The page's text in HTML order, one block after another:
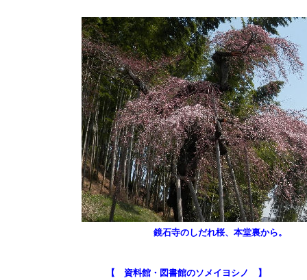
鏡石寺のしだれ桜、本堂裏から。
【 資料館・図書館のソメイヨシノ 】